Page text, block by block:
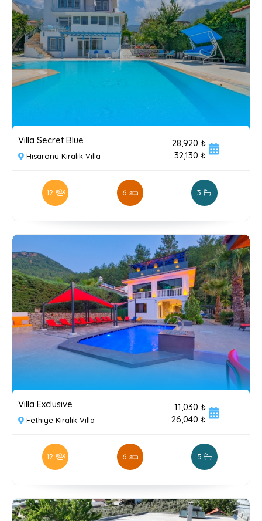
Villa Secret Blue
Hisarönü Kiralık Villa
28,920 ₺
32,130 ₺
12 6 3
Villa Exclusive
Fethiye Kiralık Villa
11,030 ₺
26,040 ₺
12 6 5